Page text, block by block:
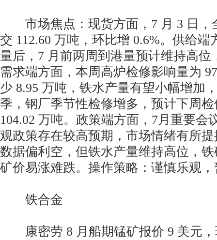
市场焦点：现货方面，7 月 3 日，
交 112.60 万吨，环比增 0.6%。供给端
量后，7 月前两周到港量预计维持高位
需求端方面，本周高炉检修影响量为
少 8.95 万吨，铁水产量有望小幅增加
季，钢厂季节性检修增多，预计下周
104.02 万吨。政策端方面，7月重要会
观政策存在较高预期，市场情绪有所
数据偏利空，但铁水产量维持高位，
矿价易涨难跌。操作策略：谨慎乐观
铁合金
康密劳 8 月船期锰矿报价 9 美元，